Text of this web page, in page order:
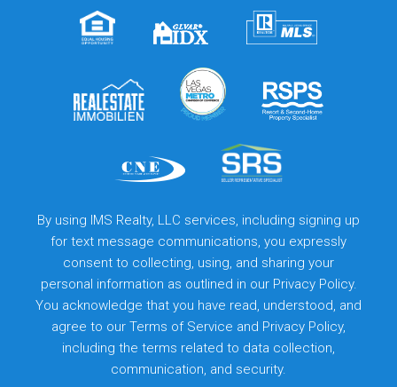
By using IMS Realty, LLC services, including signing up
for text message communications, you expressly
consent to collecting, using, and sharing your
personal information as outlined in our Privacy Policy.
You acknowledge that you have read, understood, and
agree to our Terms of Service and Privacy Policy,
including the terms related to data collection,
communication, and security.